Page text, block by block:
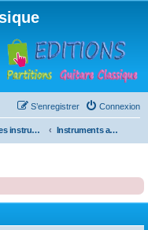
Connexion
S’enregistrer
Autres instruments à cordes pincées, ou styles Instruments anciens